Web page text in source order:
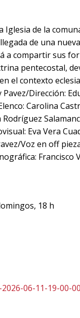
de la
de una
a compartir sus
pentecostal,
el contexto
Dirección:
Carolina
Rodríguez
Eva Vera
Voz en off
Francisco
18 h
06-11-19-00-